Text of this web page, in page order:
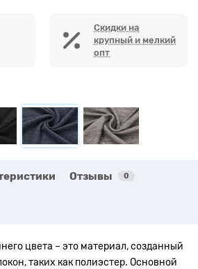
Скидки на
крупный и мелкий
опт
Отзывы 0
цвета – это материал, созданный
таких как полиэстер. Основной